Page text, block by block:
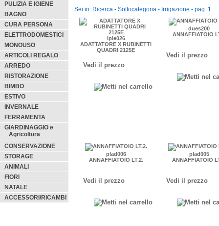
PULIZIA E IGIENE
BAGNO
CURA PERSONA
ELETTRODOMESTICI
MONOUSO
ARTICOLI REGALO
ARREDO
RISTORAZIONE
BIMBO
ESTIVO
INVERNALE
FERRAMENTA
GIARDINAGGIO e
Agricoltura
CONSERVAZIONE
STORAGE
ANIMALI
FIORI
NATALE
ACCESSORI/RICAMBI
Sei in: Ricerca - Sottocategoria - Irrigazione - pag. 1
ipie026
ADATTATORE X RUBINETTI
QUADRI 2125E
Vedi il prezzo
dues200
ANNAFFIATOIO
Vedi il prezzo
plad006
ANNAFFIATOIO LT.2.
Vedi il prezzo
plad005
ANNAFFIATOIO
Vedi il prezzo